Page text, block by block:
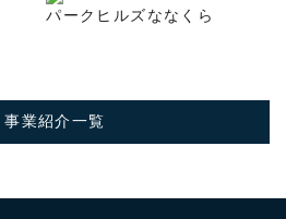
パークヒルズななくら
事業紹介一覧